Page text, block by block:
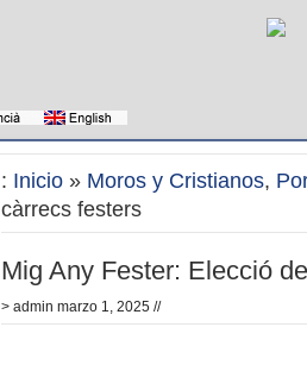
: Inicio » Moros y Cristianos,
càrrecs festers
Mig Any Fester: Elecció
> admin marzo 1, 2025 //